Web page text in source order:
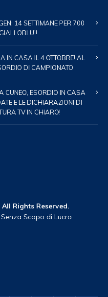
14 SETTIMANE PER 700
IN CASA IL 4 OTTOBRE! AL
DI CAMPIONATO
CUNEO, ESORDIO IN CASA
E LE DICHIARAZIONI DI
TV IN CHIARO!
All Rights Reserved.
Scopo di Lucro